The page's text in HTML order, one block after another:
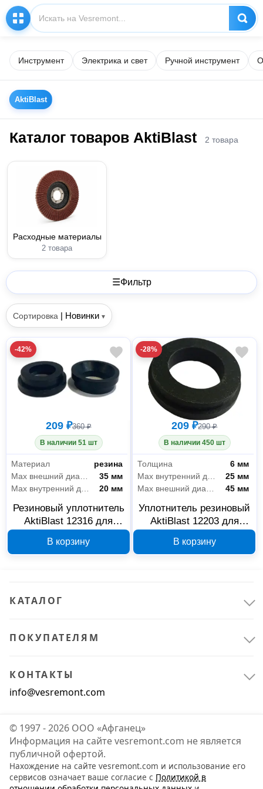
Инструмент Электрика и свет Ручной инструмент
AktiBlast
Каталог товаров AktiBlast 2 товара
Расходные материалы
2 товара
☰Фильтр
Сортировка | Новинки ▾
-42%
209 ₽360 ₽
В наличии 51 шт
Материал
резина
35 мм
20 мм
Резиновый уплотнитель
AktiBlast 12316 для
В корзину
-28%
209 ₽290 ₽
В наличии 450 шт
Толщина
6 мм
25 мм
45 мм
Уплотнитель резиновый
AktiBlast 12203 для
2
В корзину
КАТАЛОГ
ПОКУПАТЕЛЯМ
КОНТАКТЫ
info@vesremont.com
© 1997 - 2026 ООО «Афганец»
Информация на сайте vesremont.com не является
публичной офертой.
Нахождение на сайте vesremont.com и использование его
сервисов означает ваше согласие с Политикой в